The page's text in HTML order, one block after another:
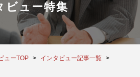
ュー特集
ューTOP
インタビュー記事一覧